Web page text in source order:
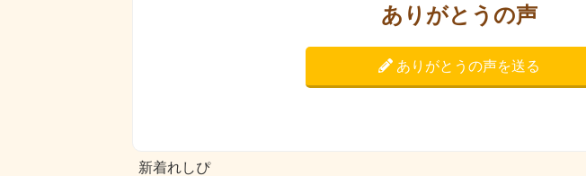
ありがとうの声
ありがとうの声を送る
新着れしぴ